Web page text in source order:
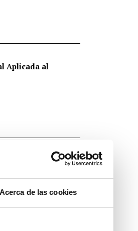
de las cookies
Aplicada al
Familiar